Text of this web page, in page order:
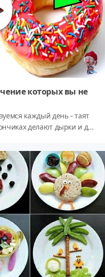
которых вы не
каждый день - таят
делают дырки и для